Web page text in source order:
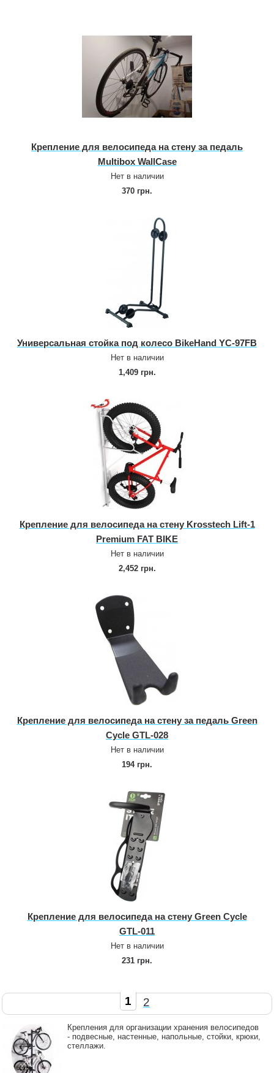
Крепления для организации хранения велосипедов
- подвесные, настенные, напольные, стойки, крюки,
стеллажи.
Крепление для велосипеда на стену за педаль
Multibox WallCase
Нет в наличии
370 грн.
Универсальная стойка под колесо BikeHand YC‑97FB
Нет в наличии
1,409 грн.
Крепление для велосипеда на стену Krosstech Lift‑1
Premium FAT BIKE
Нет в наличии
2,452 грн.
Крепление для велосипеда на стену за педаль Green
Cycle GTL‑028
Нет в наличии
194 грн.
Крепление для велосипеда на стену Green Cycle
GTL‑011
Нет в наличии
231 грн.
1 2